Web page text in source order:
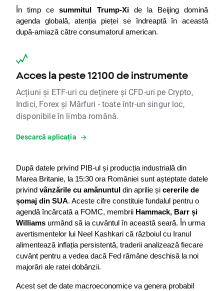
În timp ce summitul Trump-Xi de la Beijing domină
agenda globală, atenția pieței se îndreaptă în această
după-amiază către consumatorul american.
Acces la peste 12100 de instrumente
Acțiuni și ETF-uri cu deținere și CFD-uri pe Crypto,
Indici, Forex și Mărfuri - toate într-un singur loc,
disponibile în limba română.
Descarcă aplicația
După datele privind PIB-ul și producția industrială din
Marea Britanie, la 15:30 ora României sunt așteptate datele
privind vânzările cu amănuntul din aprilie și cererile de
șomaj din SUA. Aceste cifre constituie fundalul pentru o
agendă încărcată a FOMC, membrii Hammack, Barr și
Williams urmând să ia cuvântul în această seară. În urma
avertismentelor lui Neel Kashkari că războiul cu Iranul
alimentează inflația persistentă, traderii analizează fiecare
cuvânt pentru a vedea dacă Fed rămâne deschisă la noi
majorări ale ratei dobânzii.
Acest set de date macroeconomice va genera probabil